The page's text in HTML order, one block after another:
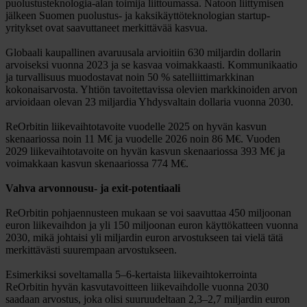
puolustusteknologia-alan toimija liittoumassa. Natoon liittymisen
jälkeen Suomen puolustus- ja kaksikäyttöteknologian startup-
yritykset ovat saavuttaneet merkittävää kasvua.
Globaali kaupallinen avaruusala arvioitiin 630 miljardin dollarin
arvoiseksi vuonna 2023 ja se kasvaa voimakkaasti. Kommunikaatio
ja turvallisuus muodostavat noin 50 % satelliittimarkkinan
kokonaisarvosta. Yhtiön tavoitettavissa olevien markkinoiden arvon
arvioidaan olevan 23 miljardia Yhdysvaltain dollaria vuonna 2030.
ReOrbitin liikevaihtotavoite vuodelle 2025 on hyvän kasvun
skenaariossa noin 11 M€ ja vuodelle 2026 noin 86 M€. Vuoden
2029 liikevaihtotavoite on hyvän kasvun skenaariossa 393 M€ ja
voimakkaan kasvun skenaariossa 774 M€.
Vahva arvonnousu- ja exit-potentiaali
ReOrbitin pohjaennusteen mukaan se voi saavuttaa 450 miljoonan
euron liikevaihdon ja yli 150 miljoonan euron käyttökatteen vuonna
2030, mikä johtaisi yli miljardin euron arvostukseen tai vielä tätä
merkittävästi suurempaan arvostukseen.
Esimerkiksi soveltamalla 5–6-kertaista liikevaihtokerrointa
ReOrbitin hyvän kasvutavoitteen liikevaihdolle vuonna 2030
saadaan arvostus, joka olisi suuruudeltaan 2,3–2,7 miljardin euron